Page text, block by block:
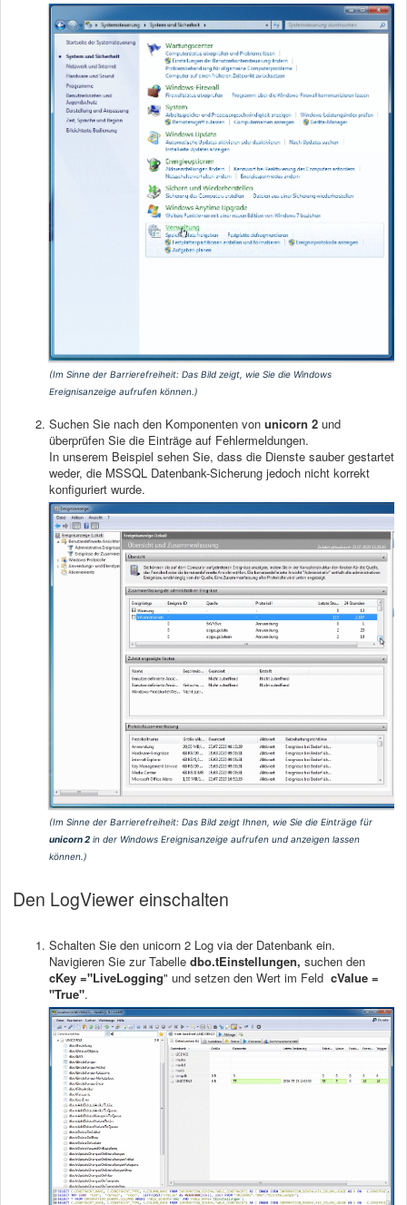
(Im Sinne der Barrierefreiheit: Das Bild zeigt, wie Sie die Windows
Ereignisanzeige aufrufen können.)
Suchen Sie nach den Komponenten von unicorn 2 und
überprüfen Sie die Einträge auf Fehlermeldungen.
In unserem Beispiel sehen Sie, dass die Dienste sauber gestartet
weder, die MSSQL Datenbank-Sicherung jedoch nicht korrekt
konfiguriert wurde.
(Im Sinne der Barrierefreiheit: Das Bild zeigt Ihnen, wie Sie die Einträge für
unicorn 2 in der Windows Ereignisanzeige aufrufen und anzeigen lassen
können.)
Den LogViewer einschalten
Schalten Sie den unicorn 2 Log via der Datenbank ein.
Navigieren Sie zur Tabelle dbo.tEinstellungen, suchen den
cKey ="LiveLogging" und setzen den Wert im Feld cValue =
"True".